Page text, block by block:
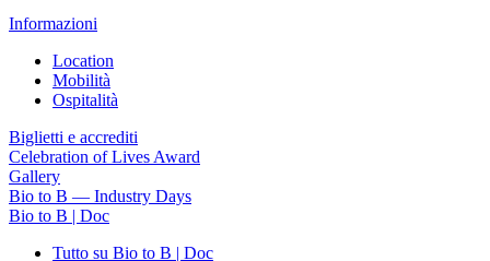
Informazioni
Location
Mobilità
Ospitalità
Biglietti e accrediti
Celebration of Lives Award
Gallery
Bio to B — Industry Days
Bio to B | Doc
Tutto su Bio to B | Doc